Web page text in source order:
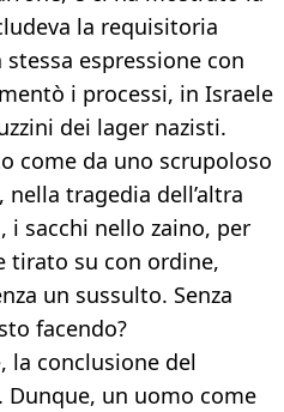
la requisitoria
espressione con
i processi, in Israele
dei lager nazisti.
come da uno scrupoloso
tragedia dell’altra
i sacchi nello zaino, per
tirato su con ordine,
un sussulto. Senza
facendo?
la conclusione del
un uomo come